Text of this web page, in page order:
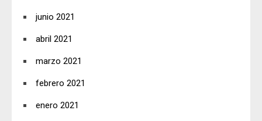
junio 2021
abril 2021
marzo 2021
febrero 2021
enero 2021